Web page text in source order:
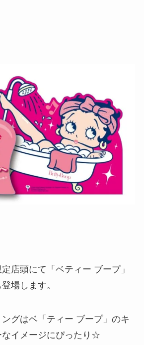
店頭にて「ベティー ブープ」
場します。
グはベ「ティー ブープ」のキ
なイメージにぴったり☆